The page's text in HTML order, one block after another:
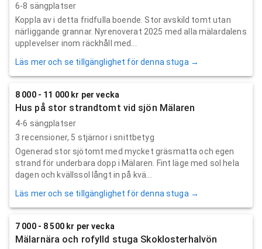
6-8 sängplatser
Koppla av i detta fridfulla boende. Stor avskild tomt utan
närliggande grannar. Nyrenoverat 2025 med alla mälardalens
upplevelser inom räckhåll med...
Läs mer och se tillgänglighet för denna stuga →
8 000 - 11 000 kr per vecka
Hus på stor strandtomt vid sjön Mälaren
4-6 sängplatser
3 recensioner, 5 stjärnor i snittbetyg
Ogenerad stor sjötomt med mycket gräsmatta och egen
strand för underbara dopp i Mälaren. Fint läge med sol hela
dagen och kvällssol långt in på kvä...
Läs mer och se tillgänglighet för denna stuga →
7 000 - 8 500 kr per vecka
Mälarnära och rofylld stuga Skoklosterhalvön